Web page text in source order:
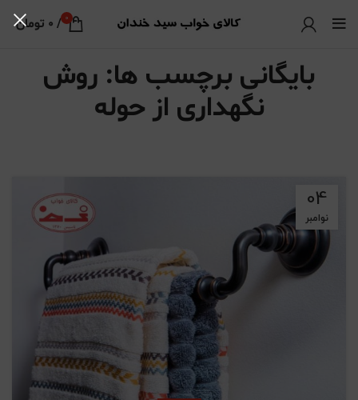
0
/
0 تومان
بایگانی برچسب ها: روش
نگهداری از حوله
04
نوامبر